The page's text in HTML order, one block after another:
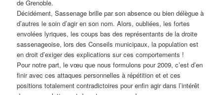
de Grenoble.
Décidément, Sassenage brille par son absence ou bien délègue à
d’autres le soin d’agir en son nom. Alors, oubliées, les fortes
envolées lyriques, les coups bas des représentants de la droite
sassenageoise, lors des Conseils municipaux, la population est
en droit d’exiger des explications sur ces comportements !
Pour notre part, le vœu que nous formulons pour 2009, c’est d’en
finir avec ces attaques personnelles à répétition et et ces
positions totalement contradictoires pour enfin agir dans l’intérêt